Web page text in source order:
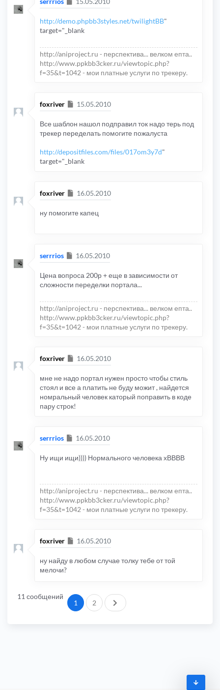
http://demo.phpbb3styles.net/twilightBB"
target="_blank
http://aniproject.ru - перспектива... велком епта..
http://www.ppkbb3cker.ru/viewtopic.php?
f=35&t=1042 - мои платные услуги по трекеру.
foxriver Сообщение
15.05.2010
Все шаблон нашол подправил ток надо терь под
трекер переделать помогите пожалуста
http://depositfiles.com/files/017om3y7d"
target="_blank
foxriver Сообщение
16.05.2010
ну помогите капец
serrrios Сообщение
16.05.2010
Цена вопроса 200р + еще в зависимости от
сложности переделки портала...
http://aniproject.ru - перспектива... велком епта..
http://www.ppkbb3cker.ru/viewtopic.php?
f=35&t=1042 - мои платные услуги по трекеру.
foxriver Сообщение
16.05.2010
мне не надо портал нужен просто чтобы стиль
стоял и все а платить не буду можит , найдется
номральный человек каторый поправить в коде
пару строк!
serrrios Сообщение
16.05.2010
Ну ищи ищи)))) Нормального человека хВВВВ
http://aniproject.ru - перспектива... велком епта..
http://www.ppkbb3cker.ru/viewtopic.php?
f=35&t=1042 - мои платные услуги по трекеру.
foxriver Сообщение
16.05.2010
ну найду в любом случае толку тебе от той
мелочи?
11 сообщений
1 2 След.